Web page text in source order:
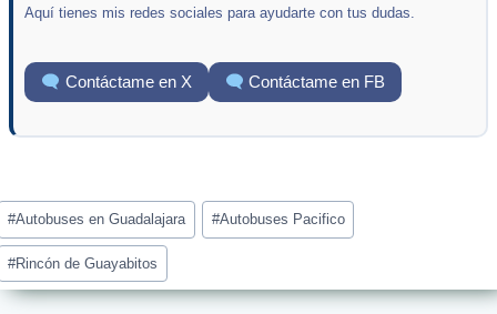
Aquí tienes mis redes sociales para ayudarte con tus dudas.
Contáctame en X Contáctame en FB
#Autobuses en Guadalajara #Autobuses Pacifico
#Rincón de Guayabitos